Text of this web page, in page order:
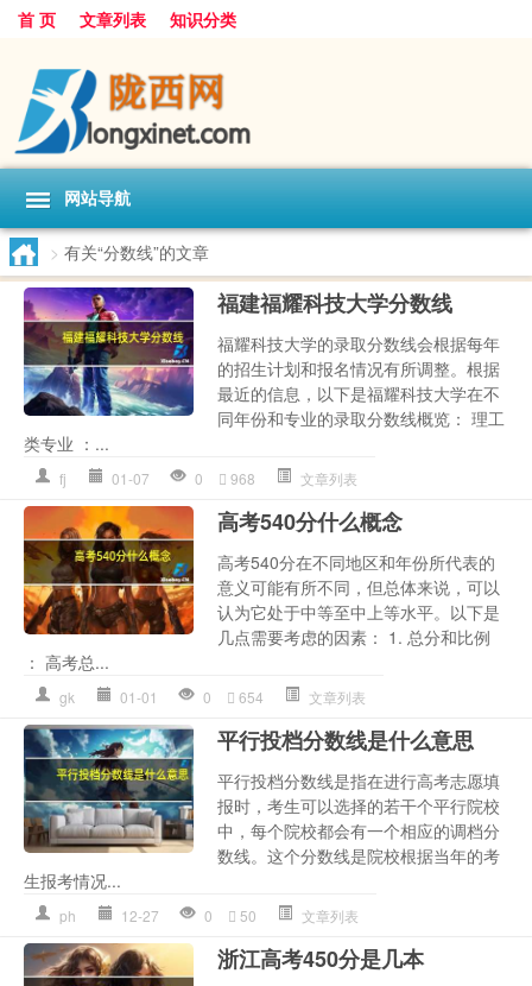
首 页 文章列表 知识分类
网站导航
> 有关“分数线”的文章
福建福耀科技大学分数线
福耀科技大学的录取分数线会根据每年
的招生计划和报名情况有所调整。根据
最近的信息，以下是福耀科技大学在不
同年份和专业的录取分数线概览： 理工
类专业 ：...
fj 01-07 0 968 文章列表
高考540分什么概念
高考540分在不同地区和年份所代表的
意义可能有所不同，但总体来说，可以
认为它处于中等至中上等水平。以下是
几点需要考虑的因素： 1. 总分和比例
： 高考总...
gk 01-01 0 654 文章列表
平行投档分数线是什么意思
平行投档分数线是指在进行高考志愿填
报时，考生可以选择的若干个平行院校
中，每个院校都会有一个相应的调档分
数线。这个分数线是院校根据当年的考
生报考情况...
ph 12-27 0 50 文章列表
浙江高考450分是几本